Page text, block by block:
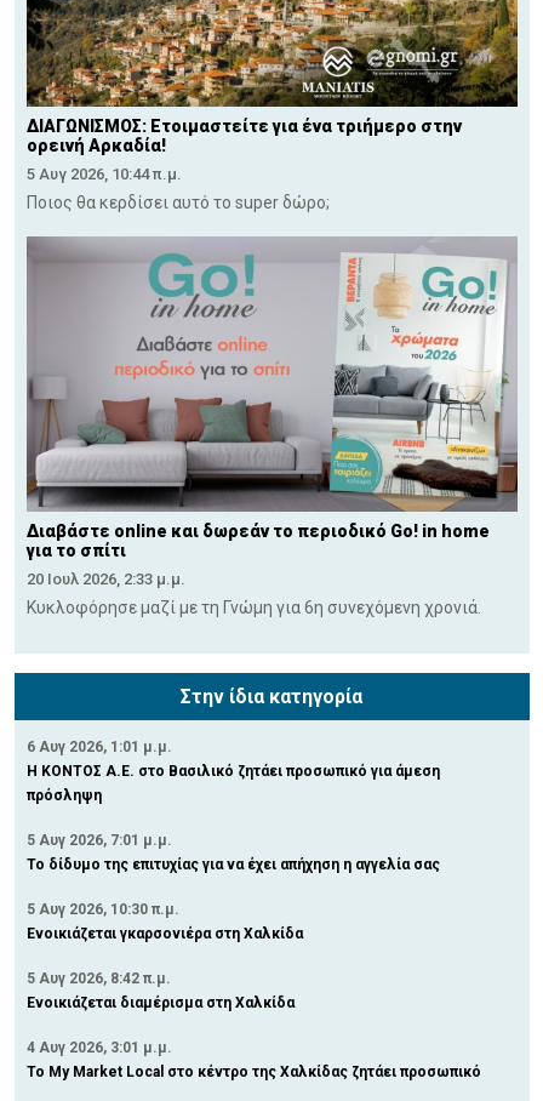
ΔΙΑΓΩΝΙΣΜΟΣ: Ετοιμαστείτε για ένα τριήμερο στην
ορεινή Αρκαδία!
5 Αυγ 2026, 10:44 π.μ.
Ποιος θα κερδίσει αυτό το super δώρο;
Διαβάστε online και δωρεάν το περιοδικό Go! in home
για το σπίτι
20 Ιουλ 2026, 2:33 μ.μ.
Κυκλοφόρησε μαζί με τη Γνώμη για 6η συνεχόμενη χρονιά.
Στην ίδια κατηγορία
6 Αυγ 2026, 1:01 μ.μ.
H ΚΟΝΤΟΣ Α.Ε. στο Βασιλικό ζητάει προσωπικό για άμεση
πρόσληψη
5 Αυγ 2026, 7:01 μ.μ.
Το δίδυμο της επιτυχίας για να έχει απήχηση η αγγελία σας
5 Αυγ 2026, 10:30 π.μ.
Ενοικιάζεται γκαρσονιέρα στη Χαλκίδα
5 Αυγ 2026, 8:42 π.μ.
Ενοικιάζεται διαμέρισμα στη Χαλκίδα
4 Αυγ 2026, 3:01 μ.μ.
Το My Market Local στο κέντρο της Χαλκίδας ζητάει προσωπικό